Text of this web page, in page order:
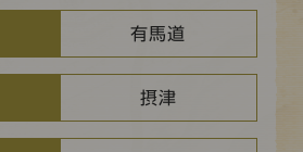
有馬道
摂津
中文簡体